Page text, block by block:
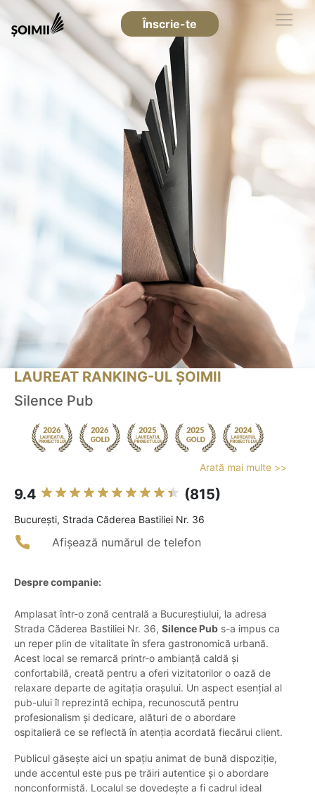
Înscrie-te
LAUREAT RANKING-UL ȘOIMII
Silence Pub
Arată mai multe >>
9.4 (815)
Bucureşti, Strada Căderea Bastiliei Nr. 36
Afișează numărul de telefon
Despre companie:
Amplasat într-o zonă centrală a Bucureștiului, la adresa
Strada Căderea Bastiliei Nr. 36, Silence Pub s-a impus ca
un reper plin de vitalitate în sfera gastronomică urbană.
Acest local se remarcă printr-o ambianță caldă și
confortabilă, creată pentru a oferi vizitatorilor o oază de
relaxare departe de agitația orașului. Un aspect esențial al
pub-ului îl reprezintă echipa, recunoscută pentru
profesionalism și dedicare, alături de o abordare
ospitalieră ce se reflectă în atenția acordată fiecărui client.
Publicul găsește aici un spațiu animat de bună dispoziție,
unde accentul este pus pe trăiri autentice și o abordare
nonconformistă. Localul se dovedește a fi cadrul ideal